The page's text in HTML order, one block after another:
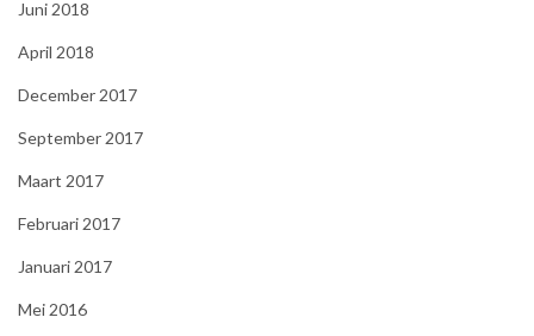
Juni 2018
April 2018
December 2017
September 2017
Maart 2017
Februari 2017
Januari 2017
Mei 2016